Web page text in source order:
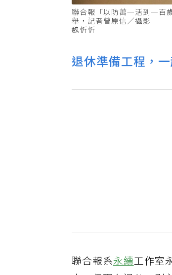
聯合報「以防萬一活到一百
舉，記者曾原信／攝影
魏忻忻
退休準備工程，
聯合報系永續工作室